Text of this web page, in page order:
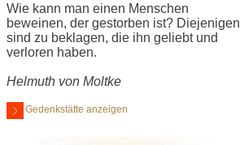
Wie kann man einen Menschen
beweinen, der gestorben ist? Diejenigen
sind zu beklagen, die ihn geliebt und
verloren haben.
Helmuth von Moltke
Gedenkstätte anzeigen